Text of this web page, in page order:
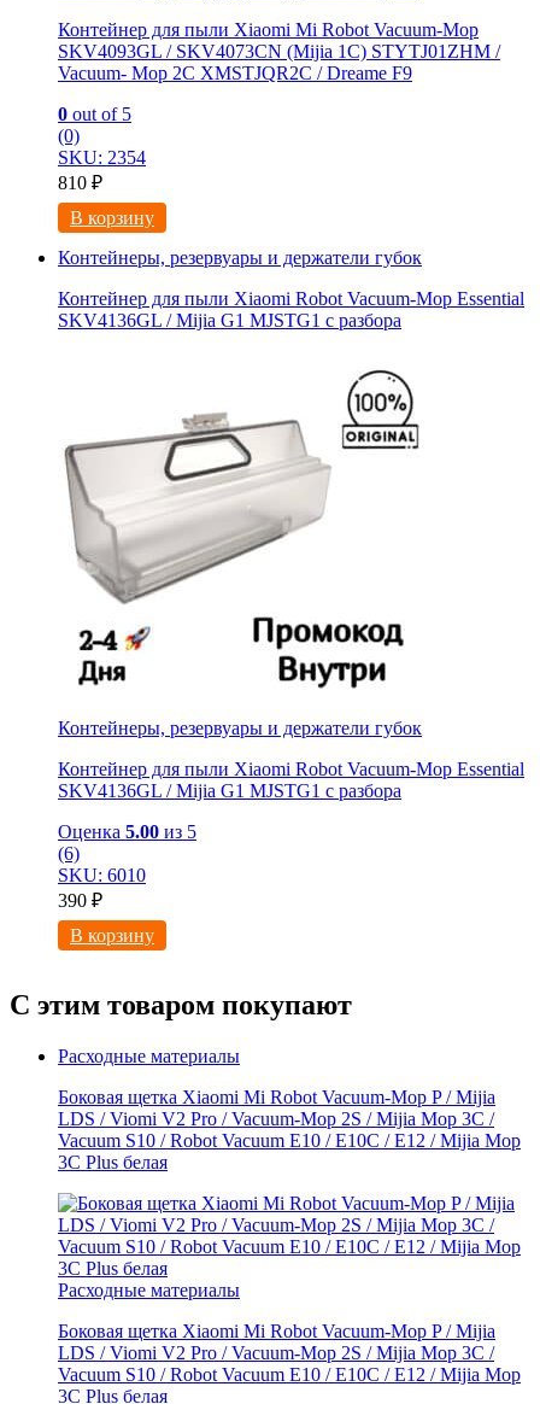
Контейнер для пыли Xiaomi Mi Robot Vacuum-Mop
SKV4093GL / SKV4073CN (Mijia 1C) STYTJ01ZHM /
Vacuum- Mop 2C XMSTJQR2C / Dreame F9
0 out of 5
(0)
SKU: 2354
810 ₽
В корзину
Контейнеры, резервуары и держатели губок
Контейнер для пыли Xiaomi Robot Vacuum-Mop Essential
SKV4136GL / Mijia G1 MJSTG1 с разбора
Контейнеры, резервуары и держатели губок
Контейнер для пыли Xiaomi Robot Vacuum-Mop Essential
SKV4136GL / Mijia G1 MJSTG1 с разбора
Оценка 5.00 из 5
(6)
SKU: 6010
390 ₽
В корзину
С этим товаром покупают
Расходные материалы
Боковая щетка Xiaomi Mi Robot Vacuum-Mop P / Mijia
LDS / Viomi V2 Pro / Vacuum-Mop 2S / Mijia Mop 3C /
Vacuum S10 / Robot Vacuum E10 / E10C / E12 / Mijia Mop
3С Рlus белая
Расходные материалы
Боковая щетка Xiaomi Mi Robot Vacuum-Mop P / Mijia
LDS / Viomi V2 Pro / Vacuum-Mop 2S / Mijia Mop 3C /
Vacuum S10 / Robot Vacuum E10 / E10C / E12 / Mijia Mop
3С Рlus белая